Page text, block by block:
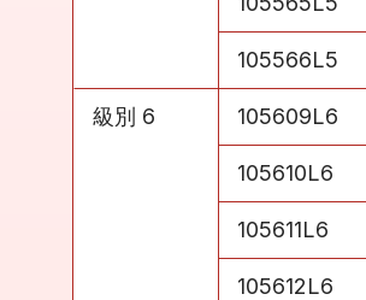
105566L5
級別 6 105609L6
105610L6
105611L6
105612L6